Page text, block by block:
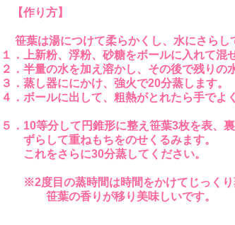
【作り方】
笹葉は湯につけて柔らかくし、水にさらし
１．上新粉、浮粉、砂糖をボールに入れて混
２．半量の水を加え溶かし、その後で残りの
３．蒸し器ににかけ、強火で20分蒸します。
４．ボールに出して、粗熱がとれたら手でよ
５．10等分して円錐形に整え笹葉3枚を表、裏
ずらして重ねもちをのせくるみます。
これをさらに30分蒸してください。
※2度目の蒸時間は時間をかけてじっくり
笹葉の香りが移り美味しいです。